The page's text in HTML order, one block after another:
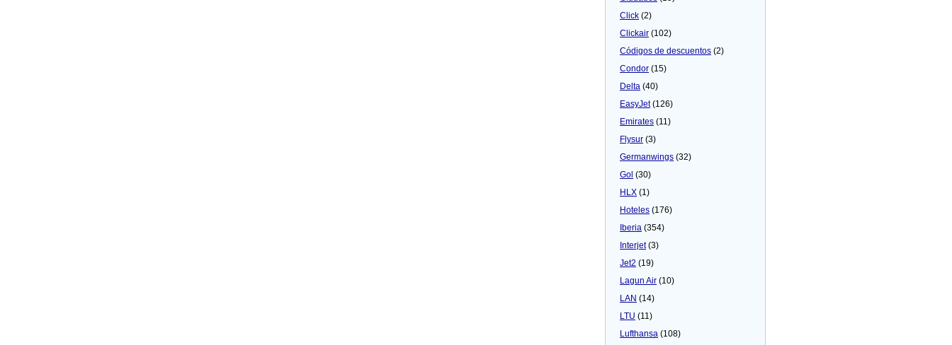
Click (2)
Clickair (102)
Códigos de descuentos (2)
Condor (15)
Delta (40)
EasyJet(126)
Emirates (11)
Flysur (3)
Germanwings (32)
Gol (30)
HLX (1)
Hoteles (176)
Iberia (354)
Interjet(3)
Jet2 (19)
Lagun Air (10)
LAN (14)
LTU (11)
Lufthansa (108)